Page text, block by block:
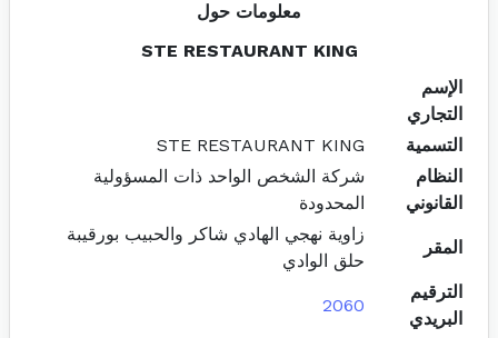
معلومات حول
STE RESTAURANT KING
الإسم
التجاري
التسمية
STE RESTAURANT KING
النظام
القانوني
شركة الشخص الواحد ذات المسؤولية
المحدودة
المقر
زاوية نهجي الهادي شاكر والحبيب بورقيبة
حلق الوادي
الترقيم
البريدي
2060